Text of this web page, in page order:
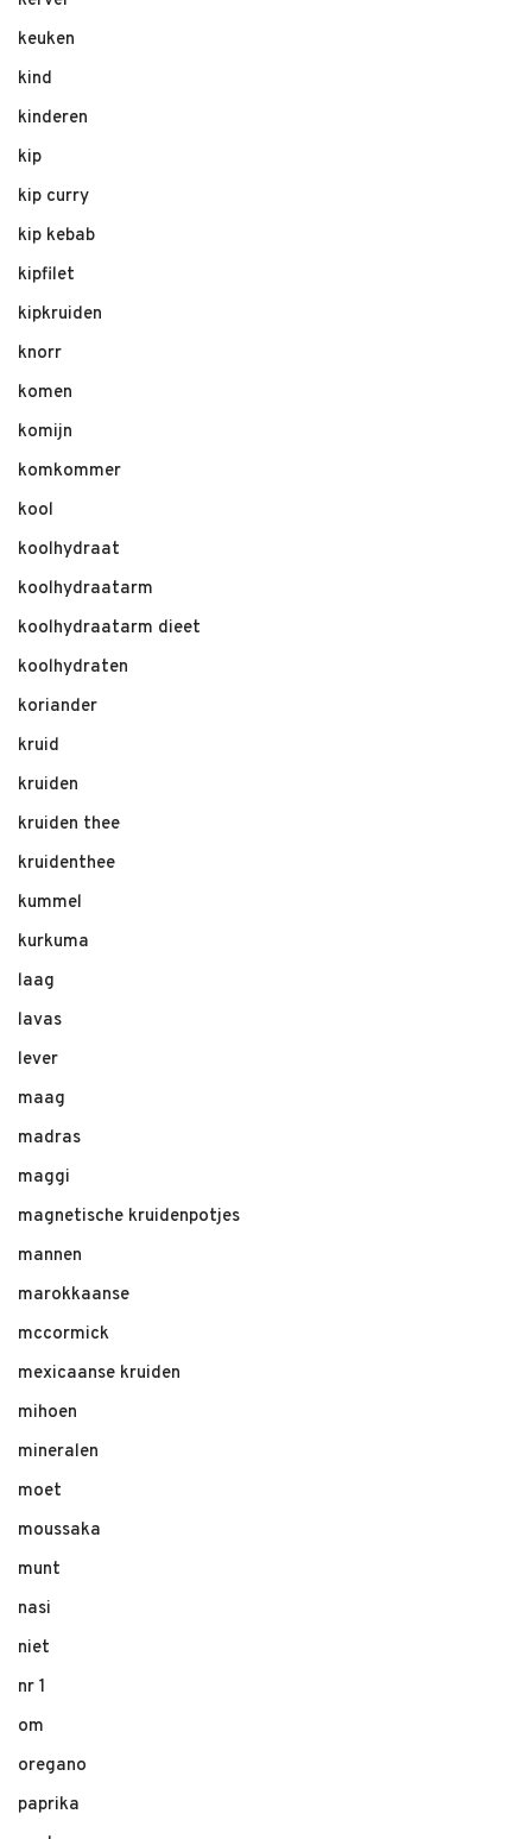
keuken
kind
kinderen
kip
kip curry
kip kebab
kipfilet
kipkruiden
knorr
komen
komijn
komkommer
kool
koolhydraat
koolhydraatarm
koolhydraatarm dieet
koolhydraten
koriander
kruid
kruiden
kruiden thee
kruidenthee
kummel
kurkuma
laag
lavas
lever
maag
madras
maggi
magnetische kruidenpotjes
mannen
marokkaanse
mccormick
mexicaanse kruiden
mihoen
mineralen
moet
moussaka
munt
nasi
niet
nr 1
om
oregano
paprika